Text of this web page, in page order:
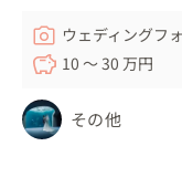
△晴れの日は週に1
らいから晴れが多く
ウェディングフ
10 〜 30 万円
その他